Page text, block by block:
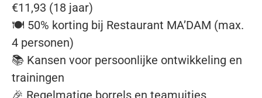
€11,93 (18 jaar)
🍽️ 50% korting bij Restaurant MA’DAM (max.
4 personen)
📚 Kansen voor persoonlijke ontwikkeling en
trainingen
🎉 Regelmatige borrels en teamuitjes